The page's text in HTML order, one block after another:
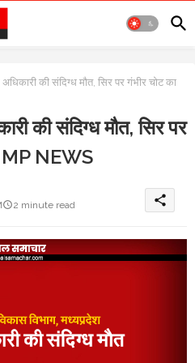
अधिकारी की संदिग्ध मौत, सिर पर गंभीर चोट का
की संदिग्ध मौत, सिर पर
MP NEWS
2 minute read share